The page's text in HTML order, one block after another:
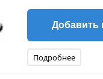
Добавить
Подробнее